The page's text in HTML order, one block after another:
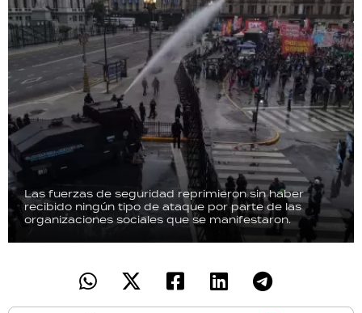
Las fuerzas de seguridad reprimieron sin haber
recibido ningún tipo de ataque por parte de las
organizaciones sociales que se manifestaron.